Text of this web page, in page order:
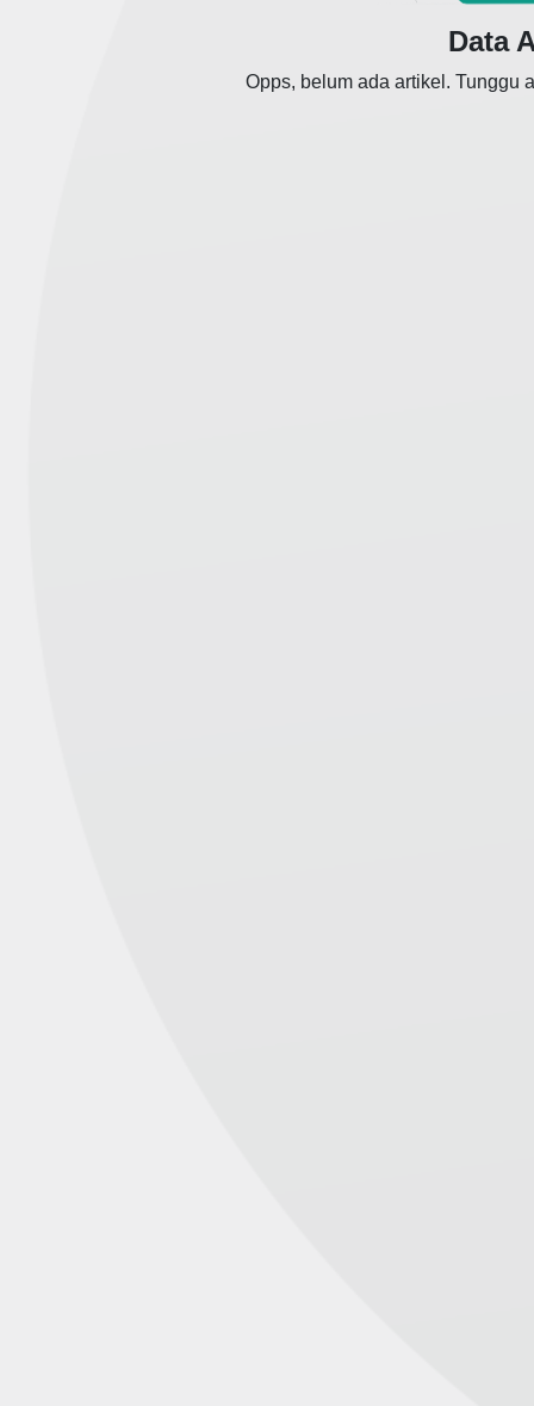
Data
Opps, belum ada artikel. Tunggu